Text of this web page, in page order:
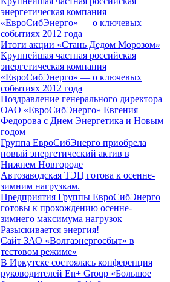
энергетическая компания
«ЕвроСибЭнерго» — о ключевых
событиях 2012 года
Итоги акции «Стань Дедом Морозом»
Крупнейшая частная российская
энергетическая компания
«ЕвроСибЭнерго» — о ключевых
событиях 2012 года
Поздравление генерального директора
ОАО «ЕвроСибЭнерго» Евгения
Федорова с Днем Энергетика и Новым
годом
Группа ЕвроСибЭнерго приобрела
новый энергетический актив в
Нижнем Новгороде
Автозаводская ТЭЦ готова к осенне-
зимним нагрузкам.
Предприятия Группы ЕвроСибЭнерго
готовы к прохождению осенне-
зимнего максимума нагрузок
Разыскивается энергия!
Сайт ЗАО «Волгаэнергосбыт» в
тестовом режиме»
В Иркутске состоялась конференция
руководителей En+ Group «Большое